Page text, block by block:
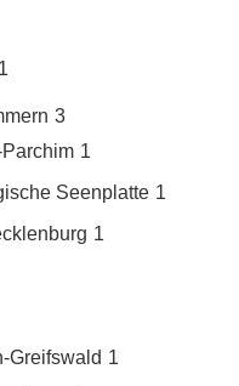
1
3
1
Seenplatte 1
1
Greifswald 1